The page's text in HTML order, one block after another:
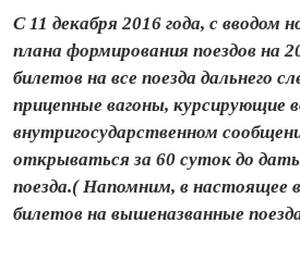
С 11 декабря 2016 года, с вводом
плана формирования поездов на
билетов на все поезда дальнего
прицепные вагоны, курсирующие
внутригосударственном
открываться за 60 суток до
поезда.( Напомним, в настоящее
билетов на вышеназванные